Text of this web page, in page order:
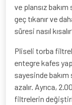
ve plansız bakım
geç tıkanır ve
süresi nasıl
Pliseli torba
entegre kafes
sayesinde
azalır. Ayrıca,
filtrelerin